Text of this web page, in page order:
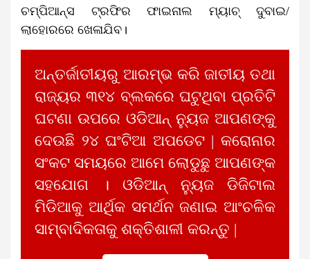
ଚମ୍ପିଆନ୍ସ ଟ୍ରଫିର ଫାଇନାଲ ମ୍ୟାଚ୍‌ ଦୁବାଇ/
ଲାହୋରରେ ଖେଳାଯିବ।
ଅନ୍ତର୍ଜାତୀୟରୁ ଆରମ୍ଭ କରି ଜାତୀୟ ତଥା
ରାଜ୍ୟର ୩୧୪ ବ୍ଲକରେ ଘଟୁଥିବା ପ୍ରତିଟି
ଘଟଣା ଉପରେ ଓଡିଆନ୍ ନ୍ୟୁଜ ଆପଣଙ୍କୁ
ଦେଉଛି ୨୪ ଘଂଟିଆ ଅପଡେଟ | କରୋନାର
ସଂକଟ ସମୟରେ ଆମେ ଲୋଡୁଛୁ ଆପଣଙ୍କ
ସହଯୋଗ । ଓଡିଆନ୍ ନ୍ୟୁଜ ଡିଜିଟାଲ
ମିଡିଆକୁ ଆର୍ଥିକ ସମର୍ଥନ ଜଣାଇ ଆଂଚଳିକ
ସାମ୍ବାଦିକତାକୁ ଶକ୍ତିଶାଳୀ କରନ୍ତୁ |